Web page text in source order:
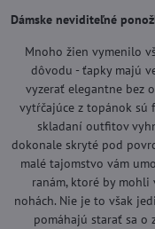
Dámske neviditeľné
Mnoho žien vymenilo
dôvodu - ťapky majú
vyzerať elegantne bez
vytŕčajúce z topánok sú
skladaní outfitov
dokonale skryté pod
malé tajomstvo vám
ranám, ktoré by
nohách. Nie je to však
pomáhajú starať sa o